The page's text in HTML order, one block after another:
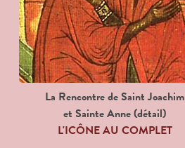
La Rencontre de Saint Joachim
et Sainte Anne (détail)
L'ICÔNE AU COMPLET